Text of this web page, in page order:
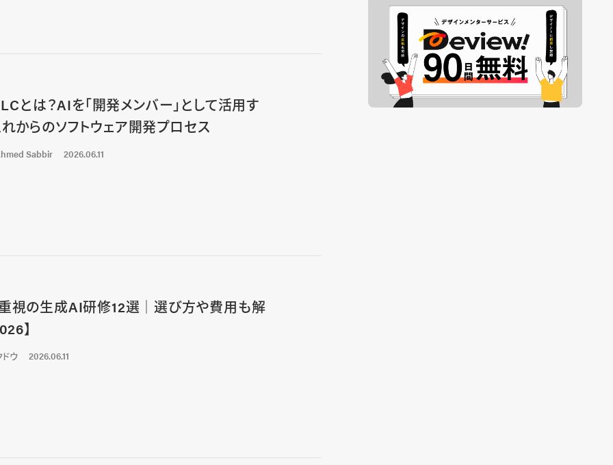
とは？AIを「開発メンバー」として活用す
れからのソフトウェア開発プロセス
Sabbir 2026.06.11
視の生成AI研修12選│選び方や費用も解
】
ドウ 2026.06.11